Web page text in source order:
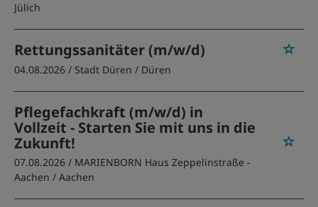
Jülich
Rettungssanitäter (m/w/d)
04.08.2026 / Stadt Düren / Düren
Pflegefachkraft (m/w/d) in
Vollzeit - Starten Sie mit uns in die
Zukunft!
07.08.2026 / MARIENBORN Haus Zeppelinstraße -
Aachen / Aachen